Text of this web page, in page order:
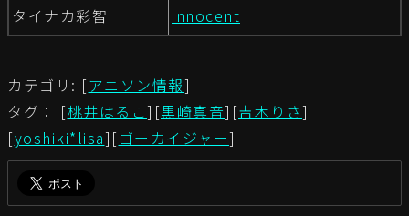
タイナカ彩智 innocent
カテゴリ: [アニソン情報]
タグ： [桃井はるこ][黒崎真音][吉木りさ]
[yoshiki*lisa][ゴーカイジャー]